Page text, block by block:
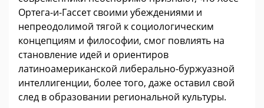
Ортега-и-Гассет своими убеждениями и
непреодолимой тягой к социологическим
концепциям и философии, смог повлиять на
становление идей и ориентиров
латиноамериканской либерально-буржуазной
интеллигенции, более того, даже оставил свой
след в образовании региональной культуры.